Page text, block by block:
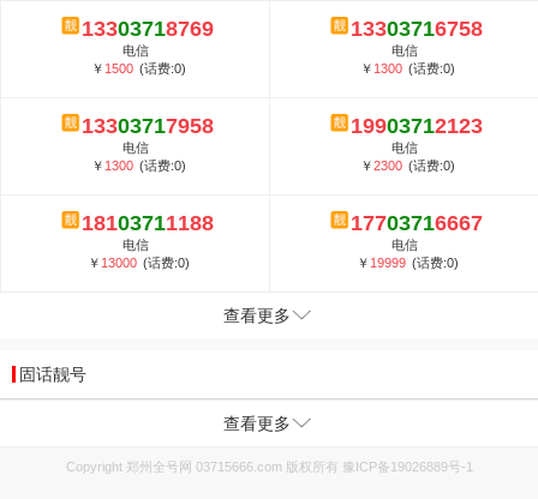
13303718769
电信
￥ 1500 (话费:0)
13303716758
电信
￥ 1300 (话费:0)
13303717958
电信
￥ 1300 (话费:0)
19903712123
电信
￥2300 (话费:0)
18103711188
电信
￥ 13000 (话费:0)
17703716667
电信
￥ 19999 (话费:0)
查看更多
固话靓号
查看更多
Copyright 郑州全号网 03715666.com 版权所有 豫ICP备19026889号-1